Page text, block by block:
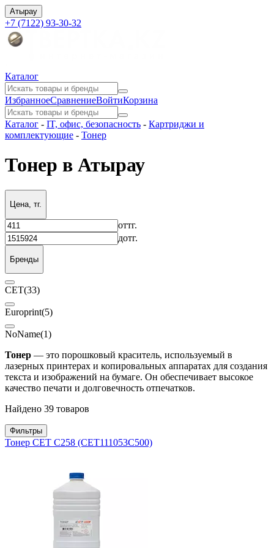
Атырау
+7 (7122) 93-30-32
Каталог
ИзбранноеСравнениеВойтиКорзина
Каталог - IT, офис, безопасность - Картриджи и
комплектующие - Тонер
Тонер в Атырау
Цена, тг.
оттг.
дотг.
Бренды
CET(33)
Europrint(5)
NoName(1)
Тонер — это порошковый краситель, используемый в
лазерных принтерах и копировальных аппаратах для создания
текста и изображений на бумаге. Он обеспечивает высокое
качество печати и долговечность отпечатков.
Найдено 39 товаров
Фильтры
Тонер CET C258 (CET111053C500)